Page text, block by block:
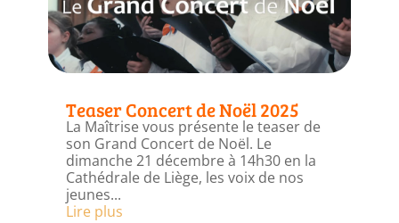
Teaser Concert de Noël 2025
La Maîtrise vous présente le teaser de
son Grand Concert de Noël. Le
dimanche 21 décembre à 14h30 en la
Cathédrale de Liège, les voix de nos
jeunes...
Lire plus